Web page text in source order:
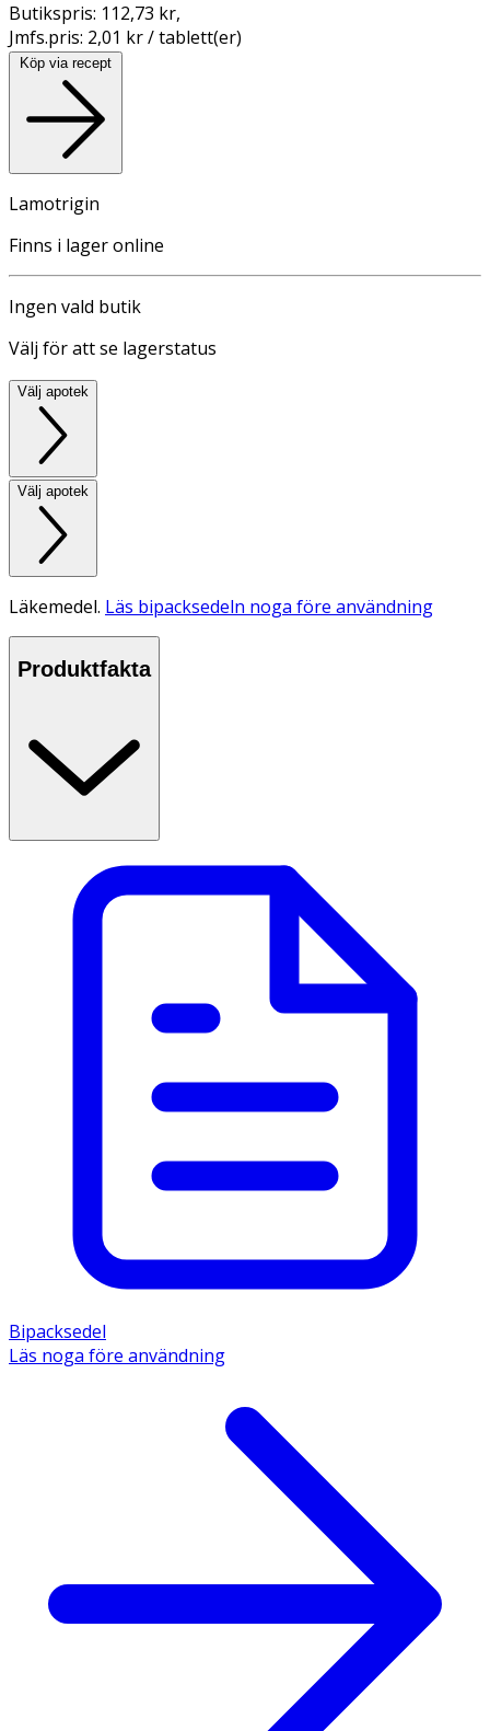
Butikspris: 112,73 kr,
Jmfs.pris: 2,01 kr / tablett(er)
Köp via recept
Lamotrigin
Finns i lager online
Ingen vald butik
Välj för att se lagerstatus
Välj apotek
Välj apotek
Läkemedel. Läs bipacksedeln noga före användning
Produktfakta
Bipacksedel
Läs noga före användning